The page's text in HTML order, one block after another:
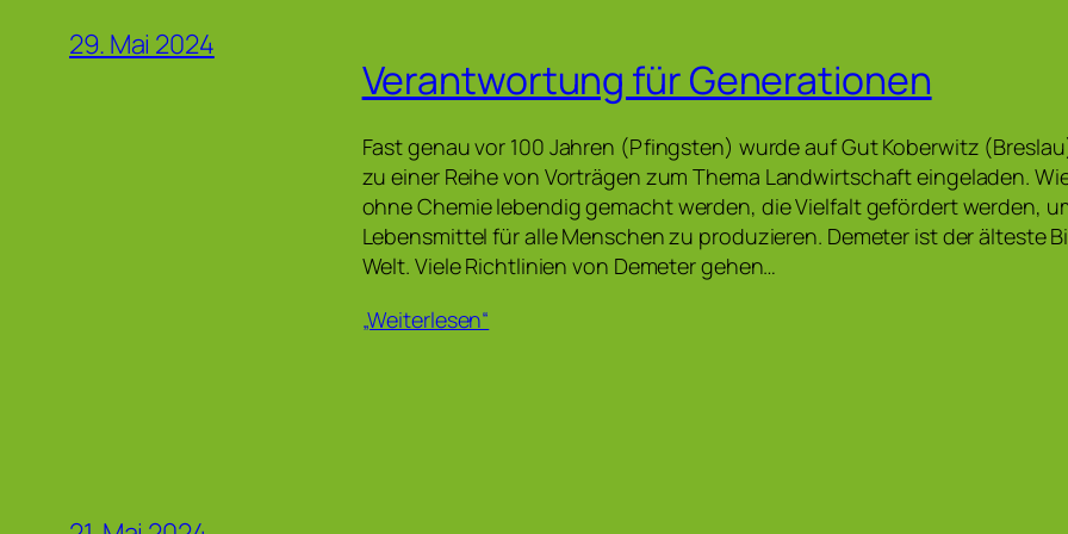
29. Mai 2024
Verantwortung für Generationen
Fast genau vor 100 Jahren (Pfingsten) wurde auf Gut Koberwitz
zu einer Reihe von Vorträgen zum Thema Landwirtschaft eingeladen.
ohne Chemie lebendig gemacht werden, die Vielfalt gefördert werden,
Lebensmittel für alle Menschen zu produzieren. Demeter ist der älteste
Welt. Viele Richtlinien von Demeter gehen…
„Weiterlesen“